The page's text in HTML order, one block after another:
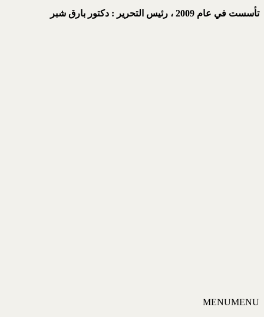
تأسست في عام 2009 ، رئيس التحرير : دكتور بارق شبر
MENUMENU